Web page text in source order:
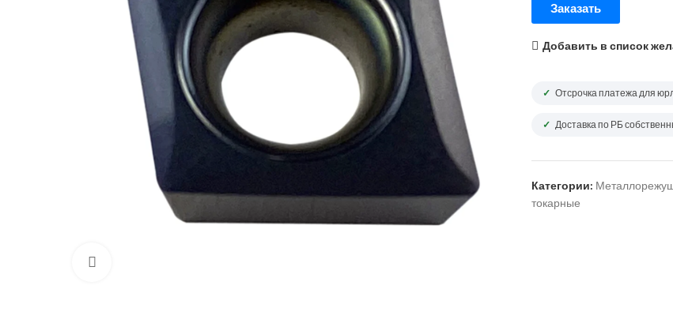
Заказать
Добавить в список
Отсрочка платежа для
Доставка по РБ
Категории:
токарные